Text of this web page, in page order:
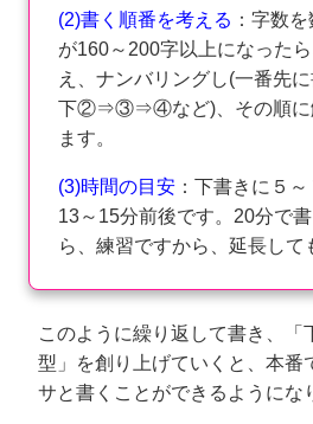
(2)書く順番を考える ：字数
が160～200字以上になった
え、ナンバリングし(一番先
下②⇒③⇒④など)、その順に
ます。
(3)時間の目安 ：下書きに５
13～15分前後です。20分で
ら、練習ですから、延長して
このように繰り返して書き、「
型」を創り上げていくと、本番
サと書くことができるようにな